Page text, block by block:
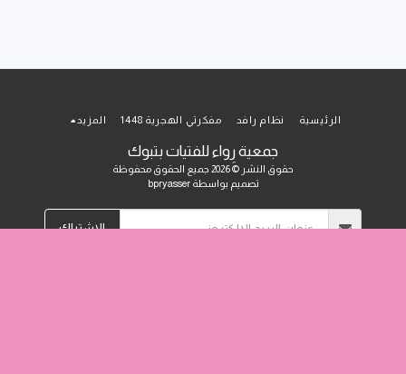
جمعية رِواء للفتيات بتبوك
حقوق النشر © 2026 جميع الحقوق محفوظة
تصميم بواسطةbpryasser
الرئيسية نظام رافد مفكرتي الهجرية 1448 المزيد
الاشتراك